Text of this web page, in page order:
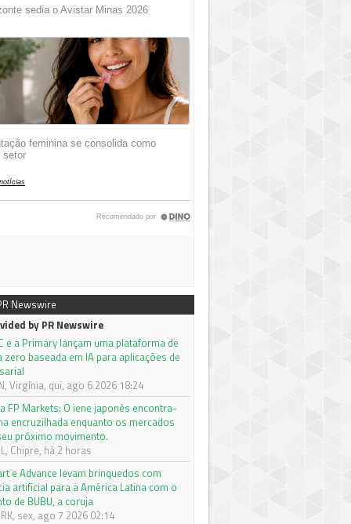
Newswire
by PR Newswire
e a Primary lançam uma plataforma de
zero baseada em IA para aplicações de
Virgínia, qui, ago 6 2026 18:24
FP Markets: O iene japonês encontra-
encruzilhada enquanto os mercados
próximo movimento.
Chipre, há 2 horas
e Advance levam brinquedos com
artificial para a América Latina com o
de BUBU, a coruja
sex, ago 7 2026 02:14